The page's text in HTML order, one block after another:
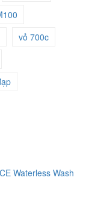
vỏ 700c
Waterless Wash